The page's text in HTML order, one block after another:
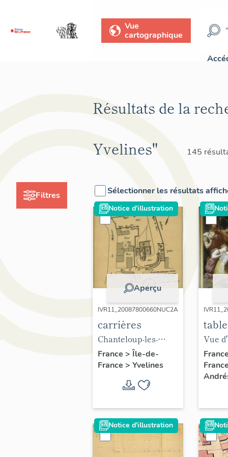
Vue
cartographique
Filtres
Résultats de la
Yvelines"
145
Sélectionner les résultats
Notice d'illustration
Aperçu
IVR11_20087800660NUC2A
carrières
Chanteloup-les-
Vignes. "Anciens
établissements
Vallée. Bourdet et
Usine à plâtre..."
Plan des fours à
plâtre détruits. (AD
Yvelines, 8 S
France > Île-de-
France > Yvelines
Vue
Notice d'illustration